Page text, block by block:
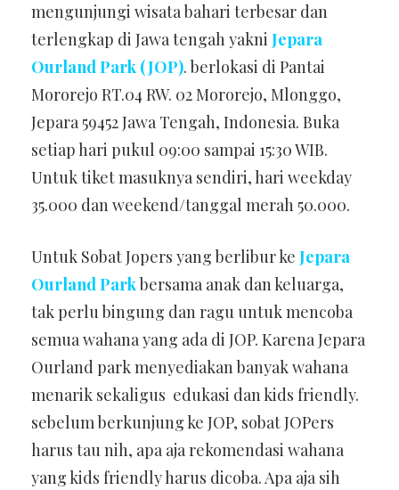
mengunjungi wisata bahari terbesar dan
terlengkap di Jawa tengah yakni Jepara
Ourland Park (JOP).berlokasi di Pantai
Mororejo RT.04 RW. 02 Mororejo, Mlonggo,
Jepara 59452 Jawa Tengah, Indonesia. Buka
setiap hari pukul 09:00 sampai 15:30 WIB.
Untuk tiket masuknya sendiri, hari weekday
35.000 dan weekend/tanggal merah 50.000.
Untuk Sobat Jopers yang berlibur ke Jepara
Ourland Parkbersama anak dan keluarga,
tak perlu bingung dan ragu untuk mencoba
semua wahana yang ada di JOP. Karena Jepara
Ourland park menyediakan banyak wahana
menarik sekaligus edukasi dan kids friendly.
sebelum berkunjung ke JOP, sobat JOPers
harus tau nih, apa aja rekomendasi wahana
yang kids friendly harus dicoba. Apa aja sih